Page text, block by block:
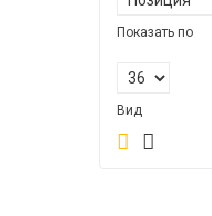
Показать по
Вид